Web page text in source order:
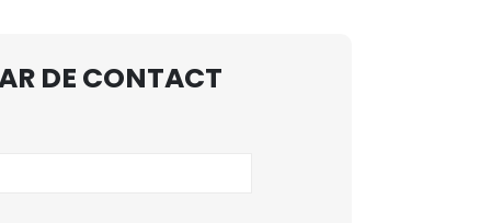
DE CONTACT